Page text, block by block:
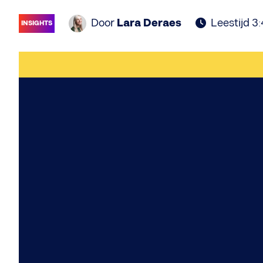
INSIGHTS Door Lara Deraes Leestijd